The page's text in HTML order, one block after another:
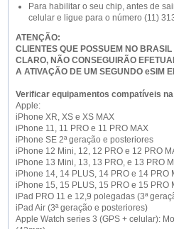
Para habilitar o seu chip, antes de
celular e ligue para o número (11)
ATENÇÃO:
CLIENTES QUE POSSUEM NO
CLARO, NÃO CONSEGUIRÃO
A ATIVAÇÃO DE UM SEGUNDO eSIM
Verificar equipamentos compatíveis
Apple:
iPhone XR, XS e XS MAX
iPhone 11, 11 PRO e 11 PRO MAX
iPhone SE 2ª geração e posteriores
iPhone 12 Mini, 12, 12 PRO e 12 PRO
iPhone 13 Mini, 13, 13 PRO, e 13 PRO
iPhone 14, 14 PLUS, 14 PRO e 14 PRO
iPhone 15, 15 PLUS, 15 PRO e 15 PRO
iPad PRO 11 e 12,9 polegadas (3ª
iPad Air (3ª geração e posteriores)
Apple Watch series 3 (GPS + celular):